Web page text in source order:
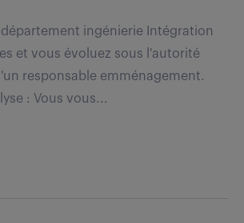
ingénierie Intégration
et vous évoluez sous l'autorité
responsable emménagement.
: Vous vous...